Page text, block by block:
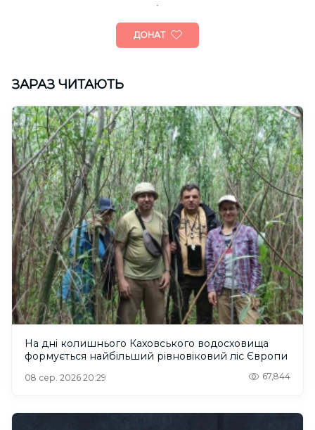
ДОНАТ
ЗАРАЗ ЧИТАЮТЬ
На дні колишнього Каховського водосховища
формується найбільший рівновіковий ліс Європи
08 сер. 2026 20:29 67,844